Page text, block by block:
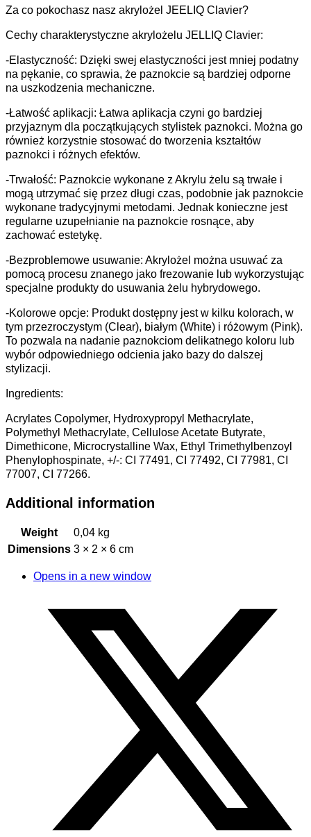
Za co pokochasz nasz akrylożel JEELIQ Clavier?
Cechy charakterystyczne akrylożelu JELLIQ Clavier:
-Elastyczność: Dzięki swej elastyczności jest mniej podatny
na pękanie, co sprawia, że paznokcie są bardziej odporne
na uszkodzenia mechaniczne.
-Łatwość aplikacji: Łatwa aplikacja czyni go bardziej
przyjaznym dla początkujących stylistek paznokci. Można go
również korzystnie stosować do tworzenia kształtów
paznokci i różnych efektów.
-Trwałość: Paznokcie wykonane z Akrylu żelu są trwałe i
mogą utrzymać się przez długi czas, podobnie jak paznokcie
wykonane tradycyjnymi metodami. Jednak konieczne jest
regularne uzupełnianie na paznokcie rosnące, aby
zachować estetykę.
-Bezproblemowe usuwanie: Akrylożel można usuwać za
pomocą procesu znanego jako frezowanie lub wykorzystując
specjalne produkty do usuwania żelu hybrydowego.
-Kolorowe opcje: Produkt dostępny jest w kilku kolorach, w
tym przezroczystym (Clear), białym (White) i różowym (Pink).
To pozwala na nadanie paznokciom delikatnego koloru lub
wybór odpowiedniego odcienia jako bazy do dalszej
stylizacji.
Ingredients:
Acrylates Copolymer, Hydroxypropyl Methacrylate,
Polymethyl Methacrylate, Cellulose Acetate Butyrate,
Dimethicone, Microcrystalline Wax, Ethyl Trimethylbenzoyl
Phenylophospinate, +/-: CI 77491, CI 77492, CI 77981, CI
77007, CI 77266.
Additional information
Weight
0,04 kg
Dimensions 3 × 2 × 6 cm
Opens in a new window